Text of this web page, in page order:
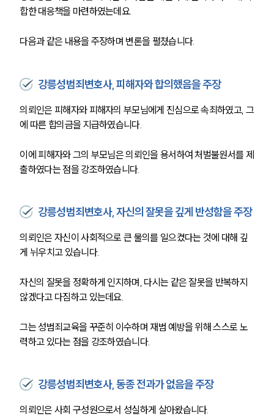
합한 대응책을 마련하였는데요.
다음과 같은 내용을 주장하며 변론을 펼쳤습니다.
강릉성범죄변호사, 피해자와 합의했음을 주장
의뢰인은 피해자와 피해자의 부모님에게 진심으로 속죄하였고, 그
에 따른 합의금을 지급하였습니다.
이에 피해자와 그의 부모님은 의뢰인을 용서하여 처벌불원서를 제
출하였다는 점을 강조하였습니다.
강릉성범죄변호사, 자신의 잘못을 깊게 반성함을 주장
의뢰인은 자신이 사회적으로 큰 물의를 일으켰다는 것에 대해 깊
게 뉘우치고 있습니다.
자신의 잘못을 정확하게 인지하며, 다시는 같은 잘못을 반복하지
않겠다고 다짐하고 있는데요.
그는 성범죄교육을 꾸준히 이수하며 재범 예방을 위해 스스로 노
력하고 있다는 점을 강조하였습니다.
강릉성범죄변호사, 동종 전과가 없음을 주장
의뢰인은 사회 구성원으로서 성실하게 살아왔습니다.